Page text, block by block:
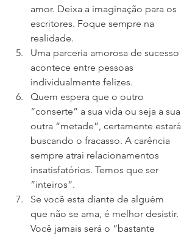
amor. Deixa a imaginação para os
escritores. Foque sempre na
realidade.
Uma parceria amorosa de sucesso
acontece entre pessoas
individualmente felizes.
Quem espera que o outro
“conserte” a sua vida ou seja a sua
outra “metade”, certamente estará
buscando o fracasso. A carência
sempre atrai relacionamentos
insatisfatórios. Temos que ser
”inteiros”.
Se você esta diante de alguém
que não se ama, é melhor desistir.
Você jamais será o “bastante